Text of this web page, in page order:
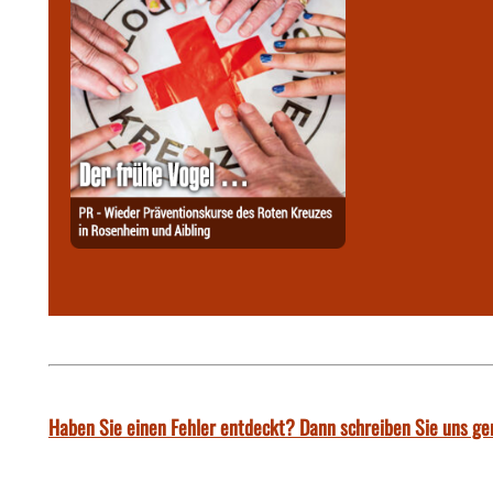
Haben Sie einen Fehler entdeckt? Dann schreiben Sie uns